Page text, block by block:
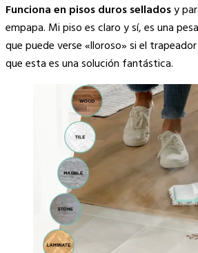
Funciona en pisos duros selladosy
empapa. Mi piso es claro y sí, es una
que puede verse «lloroso» si el
que esta es una solución fantástica.